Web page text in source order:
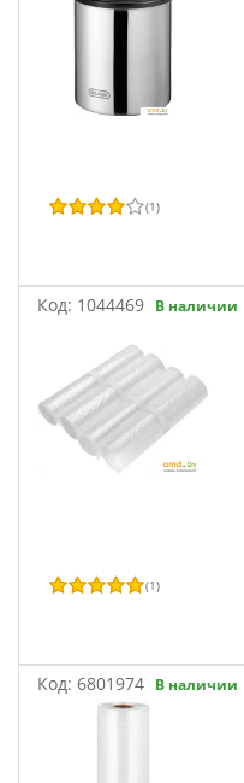
(1)
Код: 1044469 В наличии
(1)
Код: 6801974 В наличии